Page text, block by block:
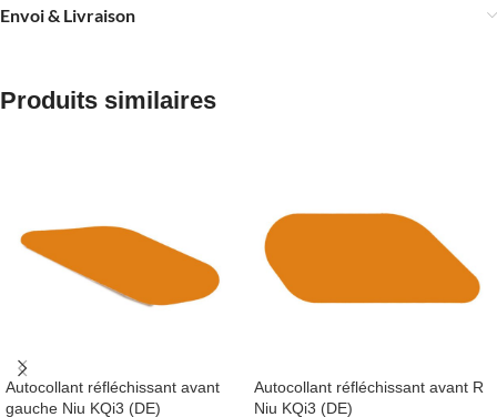
Envoi & Livraison
Produits similaires
Autocollant réfléchissant avant
gauche Niu KQi3 (DE)
Autocollant réfléchissant avant R
Niu KQi3 (DE)